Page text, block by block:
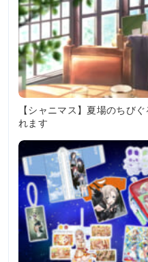
【シャニマス】夏場のちび
れます